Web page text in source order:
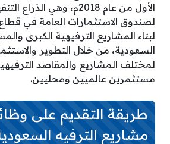
الأول من عام 2018م، وهي
لصندوق الاستثمارات العامة في
لبناء المشاريع الترفيهية الكبرى
السعودية، من خلال التطوير
لمختلف المشاريع والمقاصد
مستثمرين عالميين ومحليين.
طريقة التقديم على
مشاريع الترفيه